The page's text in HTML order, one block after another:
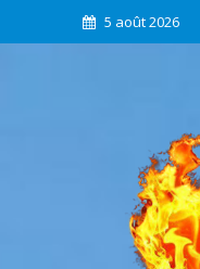
5 août 2026